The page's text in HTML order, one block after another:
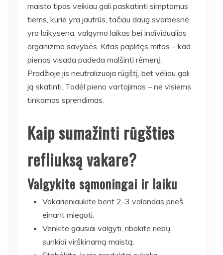
maisto tipas veikiau gali paskatinti simptomus
tiems, kurie yra jautrūs, tačiau daug svarbesnė
yra laikysena, valgymo laikas bei individualios
organizmo savybės. Kitas paplitęs mitas – kad
pienas visada padeda malšinti rėmenį.
Pradžioje jis neutralizuoja rūgštį, bet vėliau gali
ją skatinti. Todėl pieno vartojimas – ne visiems
tinkamas sprendimas.
Kaip sumažinti rūgšties
refliuksą vakare?
Valgykite sąmoningai ir laiku
Vakarieniaukite bent 2-3 valandas prieš
einant miegoti.
Venkite gausiai valgyti, ribokite riebų,
sunkiai virškinamą maistą.